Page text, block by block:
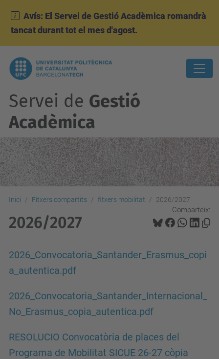
Avís: El Servei de Gestió Acadèmica romandrà
tancat durant tot el mes d'agost.
Servei de Gestió
Acadèmica
Inici Fitxers compartits fitxers mobilitat 2026/2027
Comparteix:
2026/2027
2026_Convocatoria_Santander_Erasmus_copi
a_autentica.pdf
2026_Convocatoria_Santander_Internacional_
No_Erasmus_copia_autentica.pdf
RESOLUCIO Convocatòria de places del
Programa de Mobilitat SICUE 26-27 còpia